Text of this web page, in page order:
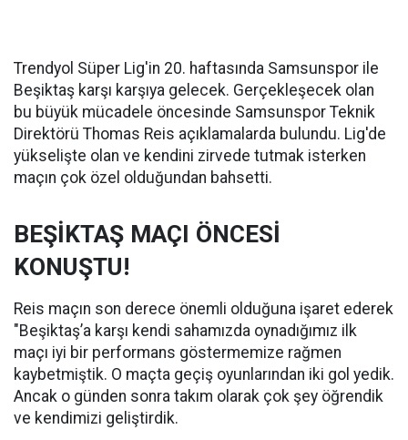
Trendyol Süper Lig'in 20. haftasında Samsunspor ile
Beşiktaş karşı karşıya gelecek. Gerçekleşecek olan
bu büyük mücadele öncesinde Samsunspor Teknik
Direktörü Thomas Reis açıklamalarda bulundu. Lig'de
yükselişte olan ve kendini zirvede tutmak isterken
maçın çok özel olduğundan bahsetti.
BEŞİKTAŞ MAÇI ÖNCESİ
KONUŞTU!
Reis maçın son derece önemli olduğuna işaret ederek
"Beşiktaş’a karşı kendi sahamızda oynadığımız ilk
maçı iyi bir performans göstermemize rağmen
kaybetmiştik. O maçta geçiş oyunlarından iki gol yedik.
Ancak o günden sonra takım olarak çok şey öğrendik
ve kendimizi geliştirdik.